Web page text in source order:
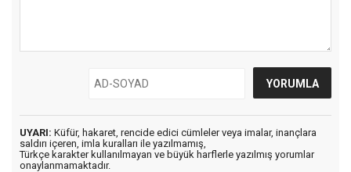
UYARI: Küfür, hakaret, rencide edici cümleler veya imalar, inançlara
saldırı içeren, imla kuralları ile yazılmamış,
Türkçe karakter kullanılmayan ve büyük harflerle yazılmış yorumlar
onaylanmamaktadır.